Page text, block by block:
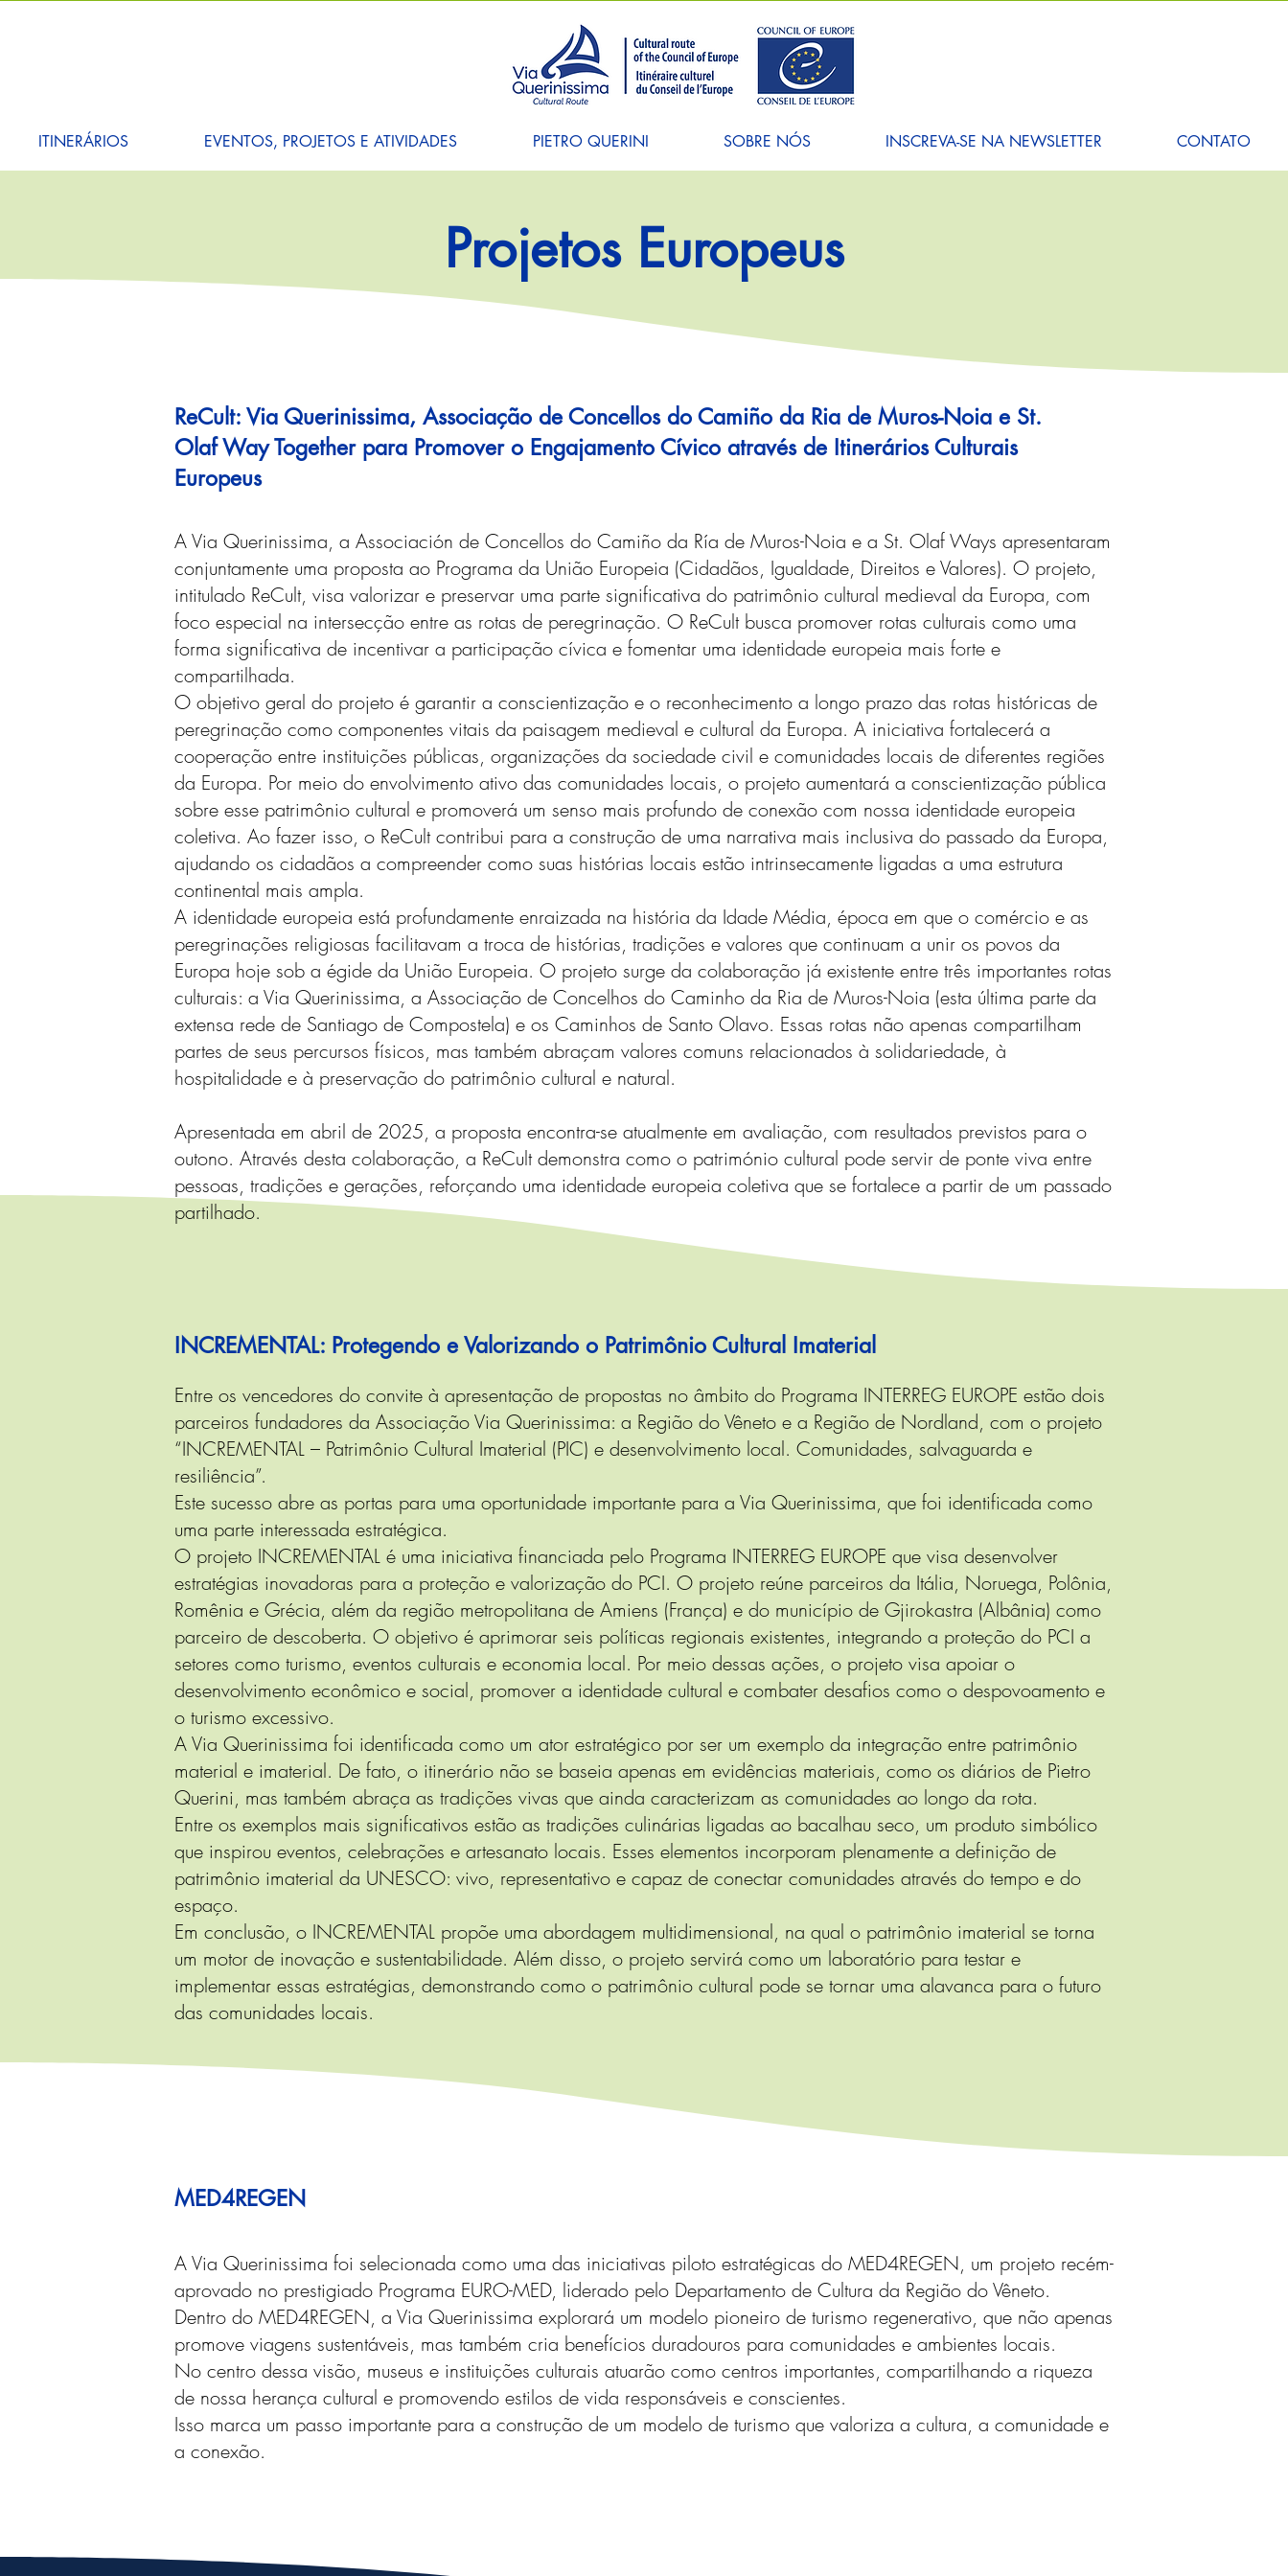
ITINERÁRIOS EVENTOS, PROJETOS E ATIVIDADES PIETRO QUERINI SOBRE NÓS INSCREVA-SE NA NEWSLETTER CONTATO
Projetos Europeus
ReCult: Via Querinissima, Associação de Concellos do Camiño da Ria de Muros-Noia e St.
Olaf Way Together para Promover o Engajamento Cívico através de Itinerários Culturais
Europeus
A Via Querinissima, a Associación de Concellos do Camiño da Ría de Muros-Noia e a St. Olaf Ways apresentaram
conjuntamente uma proposta ao Programa da União Europeia (Cidadãos, Igualdade, Direitos e Valores). O projeto,
intitulado ReCult, visa valorizar e preservar uma parte significativa do patrimônio cultural medieval da Europa, com
foco especial na intersecção entre as rotas de peregrinação. O ReCult busca promover rotas culturais como uma
forma significativa de incentivar a participação cívica e fomentar uma identidade europeia mais forte e
compartilhada.
O objetivo geral do projeto é garantir a conscientização e o reconhecimento a longo prazo das rotas históricas de
peregrinação como componentes vitais da paisagem medieval e cultural da Europa. A iniciativa fortalecerá a
cooperação entre instituições públicas, organizações da sociedade civil e comunidades locais de diferentes regiões
da Europa. Por meio do envolvimento ativo das comunidades locais, o projeto aumentará a conscientização pública
sobre esse patrimônio cultural e promoverá um senso mais profundo de conexão com nossa identidade europeia
coletiva. Ao fazer isso, o ReCult contribui para a construção de uma narrativa mais inclusiva do passado da Europa,
ajudando os cidadãos a compreender como suas histórias locais estão intrinsecamente ligadas a uma estrutura
continental mais ampla.
A identidade europeia está profundamente enraizada na história da Idade Média, época em que o comércio e as
peregrinações religiosas facilitavam a troca de histórias, tradições e valores que continuam a unir os povos da
Europa hoje sob a égide da União Europeia. O projeto surge da colaboração já existente entre três importantes rotas
culturais: a Via Querinissima, a Associação de Concelhos do Caminho da Ria de Muros-Noia (esta última parte da
extensa rede de Santiago de Compostela) e os Caminhos de Santo Olavo. Essas rotas não apenas compartilham
partes de seus percursos físicos, mas também abraçam valores comuns relacionados à solidariedade, à
hospitalidade e à preservação do patrimônio cultural e natural.
Apresentada em abril de 2025, a proposta encontra-se atualmente em avaliação, com resultados previstos para o
outono. Através desta colaboração, a ReCult demonstra como o património cultural pode servir de ponte viva entre
pessoas, tradições e gerações, reforçando uma identidade europeia coletiva que se fortalece a partir de um passado
partilhado.
INCREMENTAL: Protegendo e Valorizando o Patrimônio Cultural Imaterial
Entre os vencedores do convite à apresentação de propostas no âmbito do Programa INTERREG EUROPE estão dois
parceiros fundadores da Associação Via Querinissima: a Região do Vêneto e a Região de Nordland, com o projeto
“INCREMENTAL – Patrimônio Cultural Imaterial (PIC) e desenvolvimento local. Comunidades, salvaguarda e
resiliência”.
Este sucesso abre as portas para uma oportunidade importante para a Via Querinissima, que foi identificada como
uma parte interessada estratégica.
O projeto INCREMENTAL é uma iniciativa financiada pelo Programa INTERREG EUROPE que visa desenvolver
estratégias inovadoras para a proteção e valorização do PCI. O projeto reúne parceiros da Itália, Noruega, Polônia,
Romênia e Grécia, além da região metropolitana de Amiens (França) e do município de Gjirokastra (Albânia) como
parceiro de descoberta. O objetivo é aprimorar seis políticas regionais existentes, integrando a proteção do PCI a
setores como turismo, eventos culturais e economia local. Por meio dessas ações, o projeto visa apoiar o
desenvolvimento econômico e social, promover a identidade cultural e combater desafios como o despovoamento e
o turismo excessivo.
A Via Querinissima foi identificada como um ator estratégico por ser um exemplo da integração entre patrimônio
material e imaterial. De fato, o itinerário não se baseia apenas em evidências materiais, como os diários de Pietro
Querini, mas também abraça as tradições vivas que ainda caracterizam as comunidades ao longo da rota.
Entre os exemplos mais significativos estão as tradições culinárias ligadas ao bacalhau seco, um produto simbólico
que inspirou eventos, celebrações e artesanato locais. Esses elementos incorporam plenamente a definição de
patrimônio imaterial da UNESCO: vivo, representativo e capaz de conectar comunidades através do tempo e do
espaço.
Em conclusão, o INCREMENTAL propõe uma abordagem multidimensional, na qual o patrimônio imaterial se torna
um motor de inovação e sustentabilidade. Além disso, o projeto servirá como um laboratório para testar e
implementar essas estratégias, demonstrando como o patrimônio cultural pode se tornar uma alavanca para o futuro
das comunidades locais.
MED4REGEN
A Via Querinissima foi selecionada como uma das iniciativas piloto estratégicas do MED4REGEN, um projeto recém-
aprovado no prestigiado Programa EURO-MED, liderado pelo Departamento de Cultura da Região do Vêneto.
Dentro do MED4REGEN, a Via Querinissima explorará um modelo pioneiro de turismo regenerativo, que não apenas
promove viagens sustentáveis, mas também cria benefícios duradouros para comunidades e ambientes locais.
No centro dessa visão, museus e instituições culturais atuarão como centros importantes, compartilhando a riqueza
de nossa herança cultural e promovendo estilos de vida responsáveis e conscientes.
Isso marca um passo importante para a construção de um modelo de turismo que valoriza a cultura, a comunidade e
a conexão.